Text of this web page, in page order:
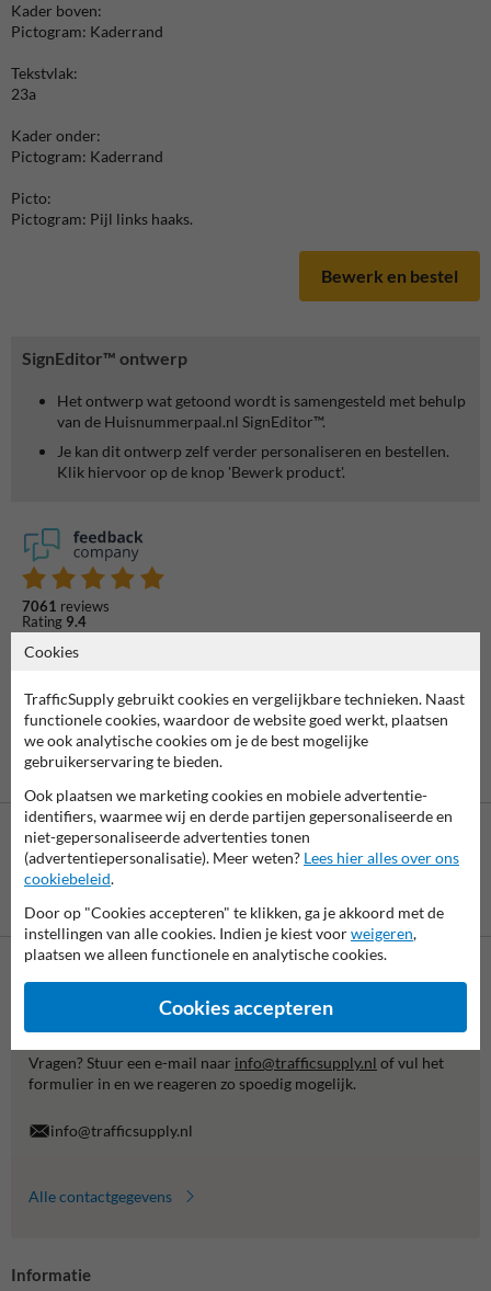
SignEditor™ ontwerp
Het ontwerp wat getoond wordt is samengesteld met behulp
van de Huisnummerpaal.nl SignEditor™.
Je kan dit ontwerp zelf verder personaliseren en bestellen.
Klik hiervoor op de knop 'Bewerk product'.
7061 reviews
Rating 9.4
Kader boven:
Pictogram: Kaderrand
Tekstvlak:
23a
Kader onder:
Pictogram: Kaderrand
Picto:
Pictogram: Pijl links haaks.
Bewerk en bestel
is mogelijk
Wij zijn op werkdagen (van 8.00 tot 17.00) te bereiken op 038-
Vragen? Stuur een e-mail naar info@trafficsupply.nl of vul het
formulier in en we reageren zo spoedig mogelijk.
info@trafficsupply.nl
Alle contactgegevens
Informatie
Cookies
TrafficSupply gebruikt cookies en vergelijkbare technieken. Naast
functionele cookies, waardoor de website goed werkt, plaatsen
we ook analytische cookies om je de best mogelijke
gebruikerservaring te bieden.
Ook plaatsen we marketing cookies en mobiele advertentie-
identifiers, waarmee wij en derde partijen gepersonaliseerde en
niet-gepersonaliseerde advertenties tonen
(advertentiepersonalisatie). Meer weten? Lees hier alles over ons
cookiebeleid.
Door op "Cookies accepteren" te klikken, ga je akkoord met de
instellingen van alle cookies. Indien je kiest voorweigeren,
plaatsen we alleen functionele en analytische cookies.
Cookies accepteren